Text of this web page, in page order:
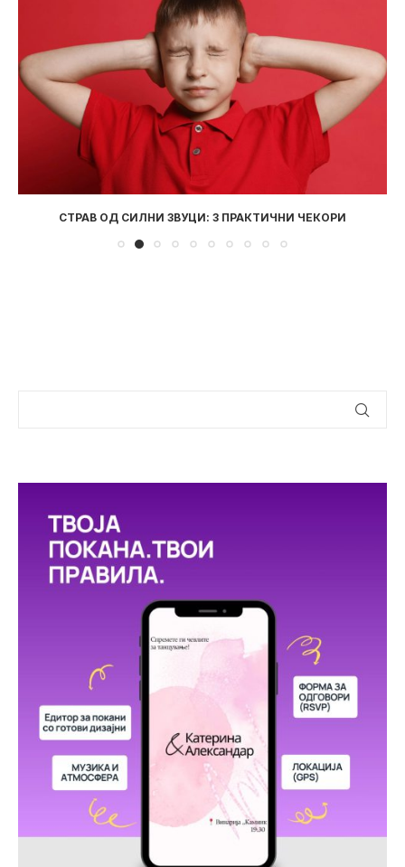
СТРАВ ОД СИЛНИ ЗВУЦИ: 3 ПРАКТИЧНИ ЧЕКОРИ